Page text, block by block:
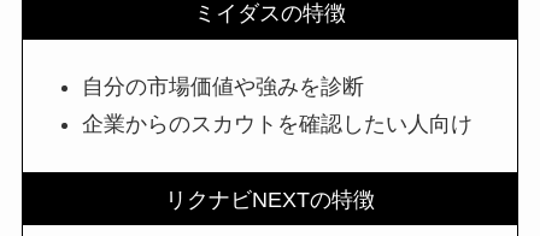
ミイダスの特徴
自分の市場価値や強みを診断
企業からのスカウトを確認したい人向け
リクナビNEXTの特徴